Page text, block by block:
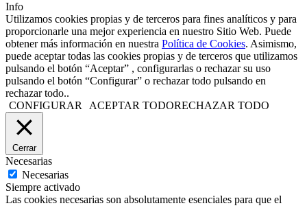
Info
Utilizamos cookies propias y de terceros para fines analíticos y para
proporcionarle una mejor experiencia en nuestro Sitio Web. Puede
obtener más información en nuestra Política de Cookies. Asimismo,
puede aceptar todas las cookies propias y de terceros que utilizamos
pulsando el botón “Aceptar” , configurarlas o rechazar su uso
pulsando el botón “Configurar” o rechazar todo pulsando en
rechazar todo..
CONFIGURAR
ACEPTAR TODORECHAZAR TODO
Cerrar
Necesarias
Necesarias
Siempre activado
Las cookies necesarias son absolutamente esenciales para que el